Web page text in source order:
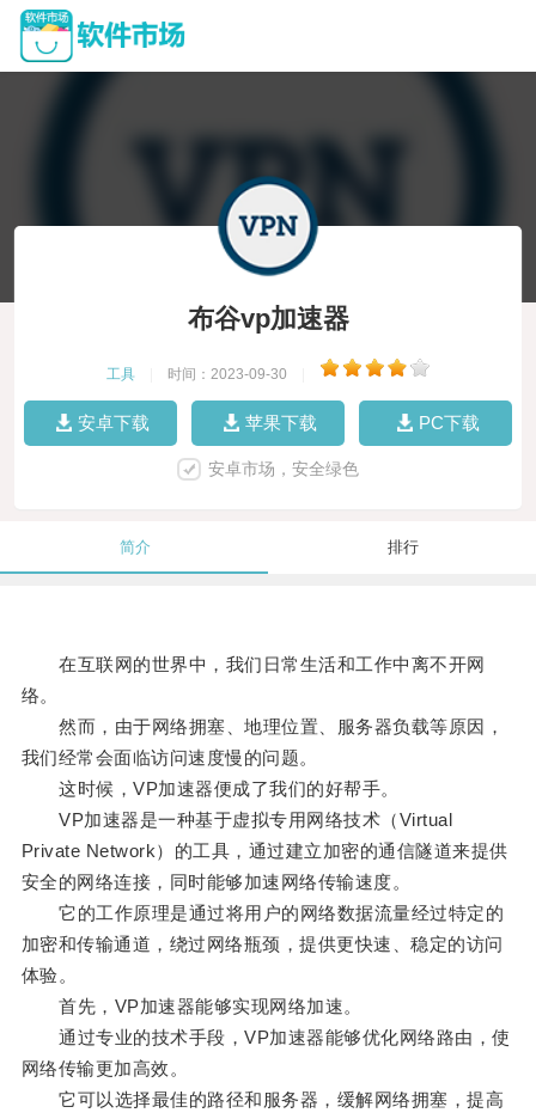
布谷vp加速器
工具 时间：2023-09-30
安卓下载 苹果下载 PC下载
安卓市场，安全绿色
简介 排行
在互联网的世界中，我们日常生活和工作中离不开网
络。
然而，由于网络拥塞、地理位置、服务器负载等原因，
我们经常会面临访问速度慢的问题。
这时候，VP加速器便成了我们的好帮手。
VP加速器是一种基于虚拟专用网络技术（Virtual
Private Network）的工具，通过建立加密的通信隧道来提供
安全的网络连接，同时能够加速网络传输速度。
它的工作原理是通过将用户的网络数据流量经过特定的
加密和传输通道，绕过网络瓶颈，提供更快速、稳定的访问
体验。
首先，VP加速器能够实现网络加速。
通过专业的技术手段，VP加速器能够优化网络路由，使
网络传输更加高效。
它可以选择最佳的路径和服务器，缓解网络拥塞，提高